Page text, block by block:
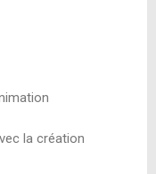
la création